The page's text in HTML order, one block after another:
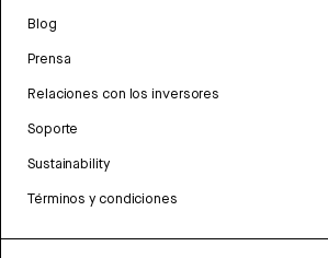
Blog
Prensa
Relaciones con los inversores
Soporte
Sustainability
Términos y condiciones